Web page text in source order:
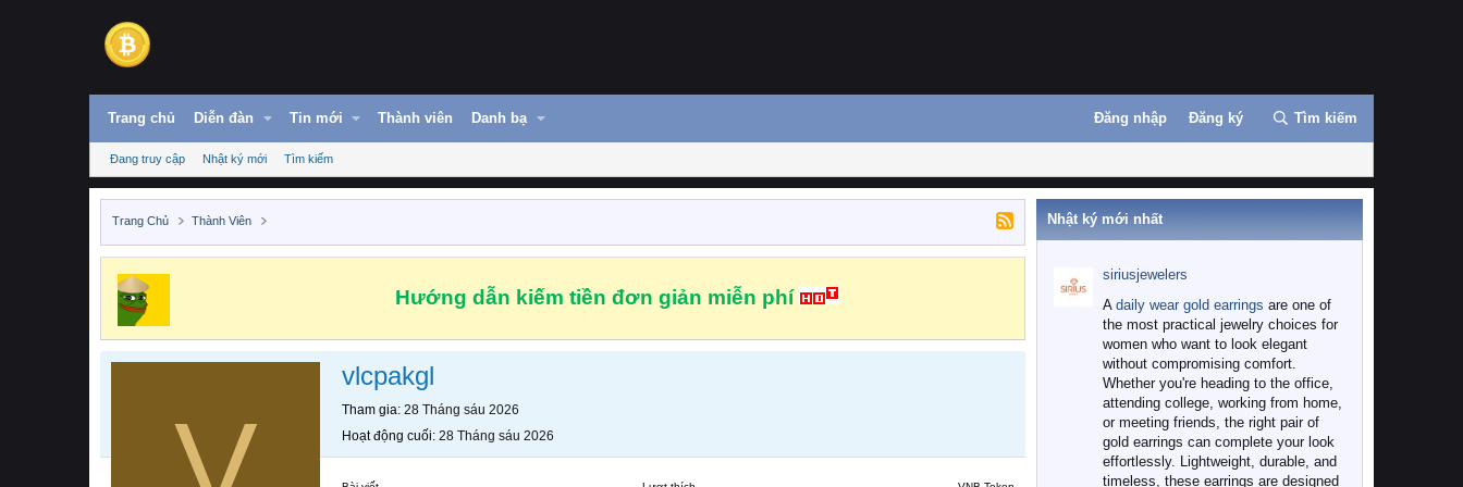
Trang chủ Diễn đàn Tin mới Thành viên Danh bạ Đăng nhập Đăng ký Tìm kiếm
Đang truy cập Nhật ký mới Tìm kiếm
Trang Chủ Thành Viên
Hướng dẫn kiếm tiền đơn giản miễn phí
vlcpakgl
Tham gia 28 Tháng sáu 2026
Hoạt động cuối 28 Tháng sáu 2026
Nhật ký mới nhất
siriusjewelers
A daily wear gold earrings are one of
the most practical jewelry choices for
women who want to look elegant
without compromising comfort.
Whether you're heading to the office,
attending college, working from home,
or meeting friends, the right pair of
gold earrings can complete your look
effortlessly. Lightweight, durable, and
timeless, these earrings are designed